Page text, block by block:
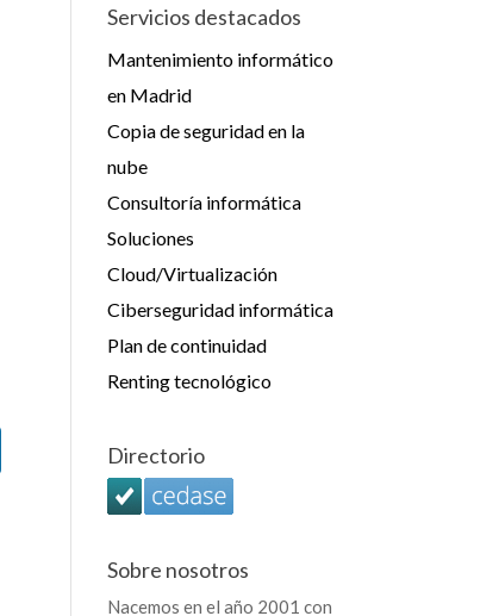
Servicios destacados
Mantenimiento informático
en Madrid
Copia de seguridad en la
nube
Consultoría informática
Soluciones
Cloud/Virtualización
Ciberseguridad informática
Plan de continuidad
Renting tecnológico
Directorio
Sobre nosotros
Nacemos en el año 2001 con